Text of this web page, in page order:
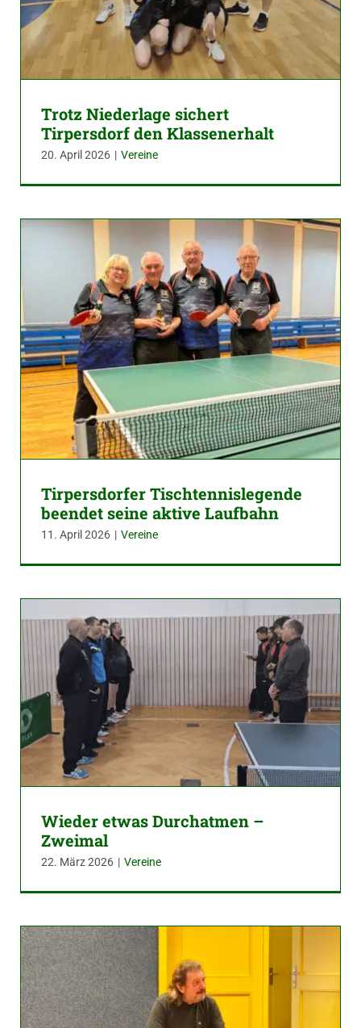
Trotz Niederlage sichert
Tirpersdorf den Klassenerhalt
20. April 2026 | Vereine
Tirpersdorfer Tischtennislegende
beendet seine aktive Laufbahn
11. April 2026 | Vereine
Wieder etwas Durchatmen –
Zweimal
22. März 2026 | Vereine